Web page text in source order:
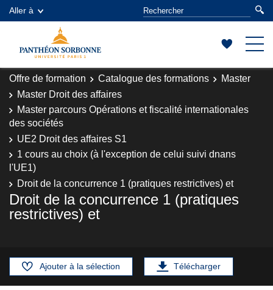
Aller à
Offre de formation Catalogue des formations
Master
Master Droit des affaires
Master parcours Opérations et fiscalité internationales
des sociétés
UE2 Droit des affaires S1
1 cours au choix (à l'exception de celui suivi dnans
l'UE1)
Droit de la concurrence 1 (pratiques restrictives) et
Droit de la concurrence 1 (pratiques
restrictives) et
Ajouter à la sélection Télécharger